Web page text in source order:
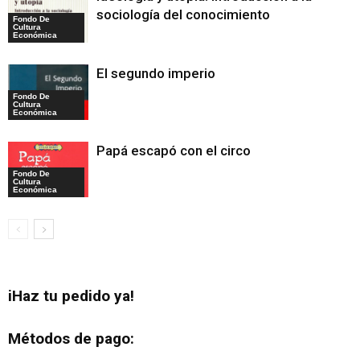
Fondo De
Cultura
Económica
sociología del conocimiento
Fondo De
Cultura
Económica
El segundo imperio
Fondo De
Cultura
Económica
Papá escapó con el circo
iHaz tu pedido ya!
Métodos de pago: